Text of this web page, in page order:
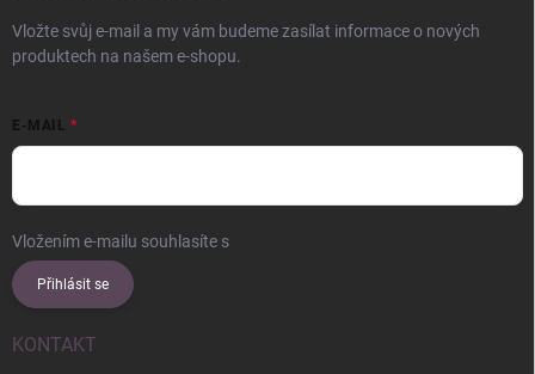
Vložte svůj e-mail a my vám budeme zasílat informace o nových
produktech na našem e-shopu.
E-MAIL
Vložením e-mailu souhlasíte s
Přihlásit se
KONTAKT